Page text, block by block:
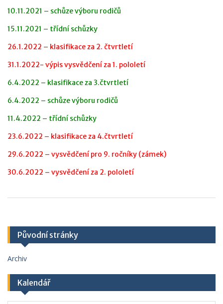
10.11.2021 – schůze výboru rodičů
15.11.2021 – třídní schůzky
26.1.2022 – klasifikace za 2. čtvrtletí
31.1.2022- výpis vysvědčení za 1. pololetí
6.4.2022 – klasifikace za 3.čtvrtletí
6.4.2022 – schůze výboru rodičů
11.4.2022 – třídní schůzky
23.6.2022 – klasifikace za 4.čtvrtletí
29.6.2022 – vysvědčení pro 9. ročníky (zámek)
30.6.2022 – vysvědčení za 2. pololetí
Původní stránky
Archiv
Kalendář